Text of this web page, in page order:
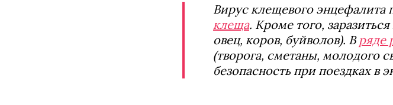
Вирус клещевого энцефалита
клеща. Кроме того,
овец, коров, буйволов). В ряде
(творога, сметаны, молодого
безопасность при поездках